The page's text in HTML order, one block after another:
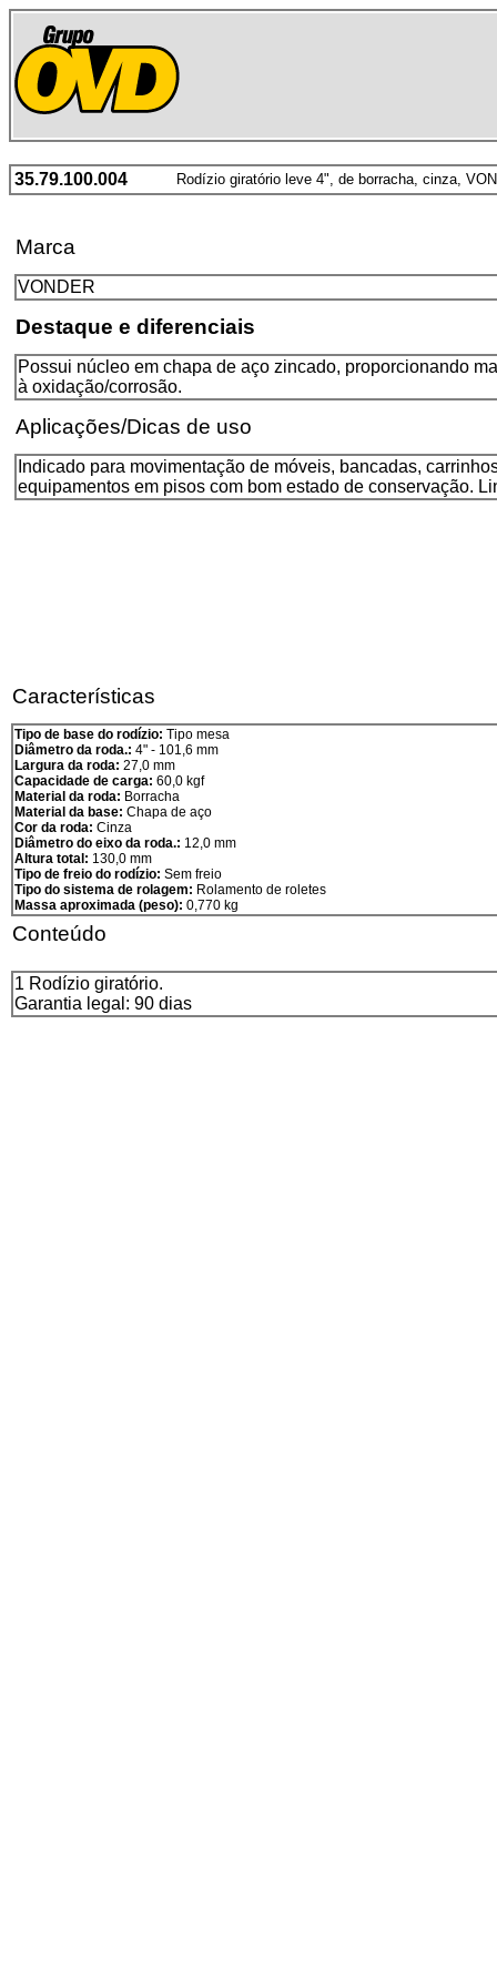
35.79.100.004 Rodízio giratório leve 4", de borracha, cinza,
Marca
VONDER
Destaque e diferenciais
Possui núcleo em chapa de aço zincado, proporcionando
à oxidação/corrosão.
Aplicações/Dicas de uso
Indicado para movimentação de móveis, bancadas,
equipamentos em pisos com bom estado de conservação.
Características
Tipo de base do rodízio: Tipo mesa
Diâmetro da roda.: 4" - 101,6 mm
Largura da roda: 27,0 mm
Capacidade de carga: 60,0 kgf
Material da roda: Borracha
Material da base: Chapa de aço
Cor da roda: Cinza
Diâmetro do eixo da roda.: 12,0 mm
Altura total: 130,0 mm
Tipo de freio do rodízio: Sem freio
Tipo do sistema de rolagem: Rolamento de roletes
Massa aproximada (peso): 0,770 kg
Conteúdo
1 Rodízio giratório.
Garantia legal: 90 dias